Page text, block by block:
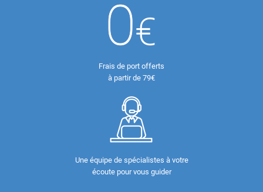
Frais de port offerts
à partir de 79€
Une équipe de spécialistes à votre
écoute pour vous guider